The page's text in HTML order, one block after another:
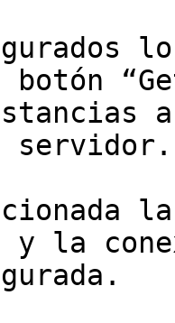
botón
servidor.
y la